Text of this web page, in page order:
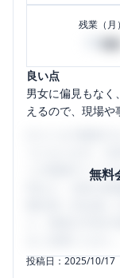
残業（月）
40
良い点
男女に偏見もなく
えるので、現場
無料
うになります。
ミの投稿サイト
判など、女性の
輩社員（元社員
り、将来の不安
投稿日：2025/10/17